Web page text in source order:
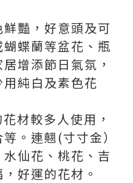
豔，好意頭及可
蝶蘭等盆花、瓶
增添節日氣氛，
純白及素色花
材較多人使用，
。連翹(寸寸金）
仙花、桃花、吉
好運的花材。